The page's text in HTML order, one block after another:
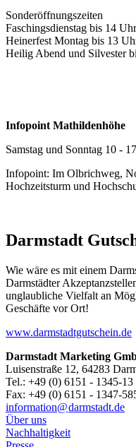
Sonderöffnungszeiten
Faschingsdienstag bis 14 Uhr
Heinerfest Montag bis 13
Heilig Abend und Silvester
Infopoint Mathildenhöhe
Samstag und Sonntag 10 -
Infopoint: Im Olbrichweg,
Hochzeitsturm und
Darmstadt
Wie wäre es mit einem
Darmstädter
unglaubliche Vielfalt an
Geschäfte vor Ort!
www.darmstadtgutschein.de
Darmstadt Marketing
Luisenstraße 12, 64283
Tel.: +49 (0) 6151 - 1345-13
Fax: +49 (0) 6151 - 1347-
information@darmstadt.de
Über uns
Nachhaltigkeit